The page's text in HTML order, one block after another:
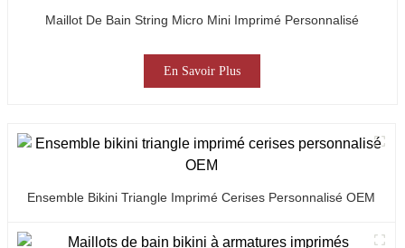
Maillot De Bain String Micro Mini Imprimé Personnalisé
En Savoir Plus
Ensemble Bikini Triangle Imprimé Cerises Personnalisé OEM